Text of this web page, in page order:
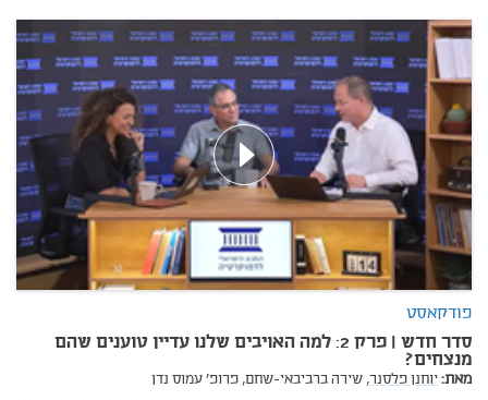
פודקאסט
סדר חדש | פרק 2: למה האויבים שלנו עדיין טוענים שהם
מנצחים?
מאת:יוחנן פלסנר,שירה ברביבאי-שחם,פרופ' עמוס נדן